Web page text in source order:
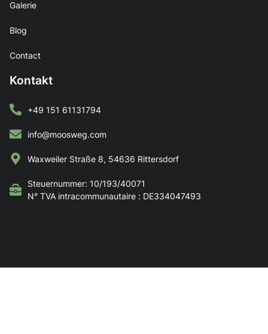
Galerie
Blog
Contact
Kontakt
+49 151 61131794
info@moosweg.com
Waxweiler Straße 8, 54636 Rittersdorf
Steuernummer: 10/193/40071
N° TVA intracommunautaire : DE334047493